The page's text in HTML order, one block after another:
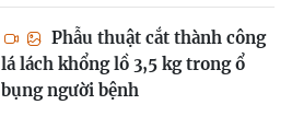
Phẫu thuật cắt thành công
lá lách khổng lồ 3,5 kg trong ổ
bụng người bệnh